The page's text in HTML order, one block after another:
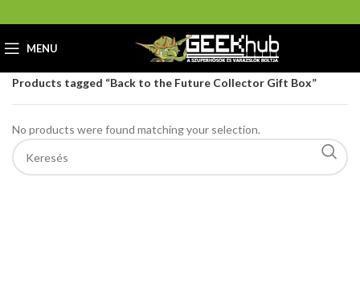
MENU
GeekHub Webáruház és Ajándékbolt
Products tagged “Back to the Future Collector Gift Box”
No products were found matching your selection.